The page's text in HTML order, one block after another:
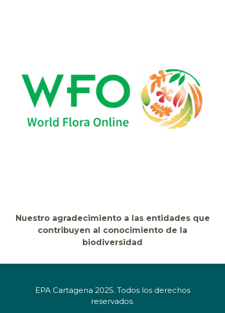
Nuestro agradecimiento a las entidades que
contribuyen al conocimiento de la
biodiversidad
EPA Cartagena 2025. Todos los derechos
reservados.